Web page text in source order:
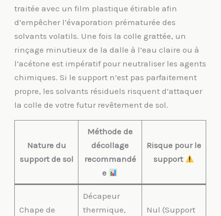
traitée avec un film plastique étirable afin
d’empêcher l’évaporation prématurée des
solvants volatils. Une fois la colle grattée, un
rinçage minutieux de la dalle à l’eau claire ou à
l’acétone est impératif pour neutraliser les agents
chimiques. Si le support n’est pas parfaitement
propre, les solvants résiduels risquent d’attaquer
la colle de votre futur revêtement de sol.
Nature du
support de sol
Méthode de
décollage
recommandé
e
Risque pour le
support
Chape de
Décapeur
thermique,
Nul (Support